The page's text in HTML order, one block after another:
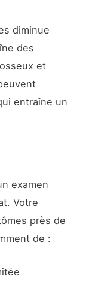
diminue
des
et
entraîne un
examen
Votre
près de
de :